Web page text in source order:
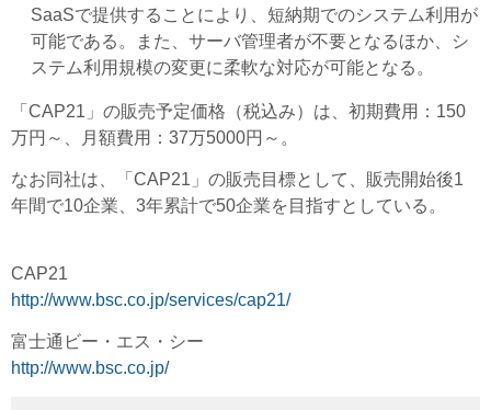
SaaSで提供することにより、短納期でのシステム利用が
可能である。また、サーバ管理者が不要となるほか、シ
ステム利用規模の変更に柔軟な対応が可能となる。
「CAP21」の販売予定価格（税込み）は、初期費用：150
万円～、月額費用：37万5000円～。
なお同社は、「CAP21」の販売目標として、販売開始後1
年間で10企業、3年累計で50企業を目指すとしている。
CAP21
http://www.bsc.co.jp/services/cap21/
富士通ビー・エス・シー
http://www.bsc.co.jp/